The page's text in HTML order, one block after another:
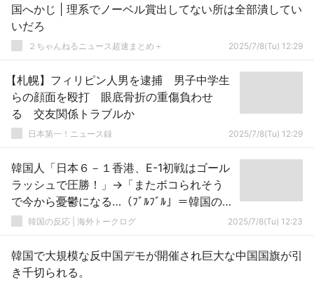
国へかじ | 理系でノーベル賞出してない所は全部潰してい
いだろ
２ちゃんねるニュース超速まとめ＋ 2025/7/8(Tu) 12:29
【札幌】フィリピン人男を逮捕 男子中学生
らの顔面を殴打 眼底骨折の重傷負わせ
る 交友関係トラブルか
日本第一！ニュース録 2025/7/8(Tu) 12:29
韓国人「日本６－１香港、E-1初戦はゴール
ラッシュで圧勝！」→「またボコられそう
で今から憂鬱になる…（ﾌﾞﾙﾌﾞﾙ」＝韓国の反
応 韓国の反応 | 海外トークログ 2025/7/8(Tu) 12:23
韓国で大規模な反中国デモが開催され巨大な中国国旗が引
き千切られる。